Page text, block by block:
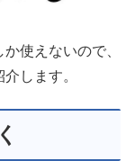
使えないので、
します。